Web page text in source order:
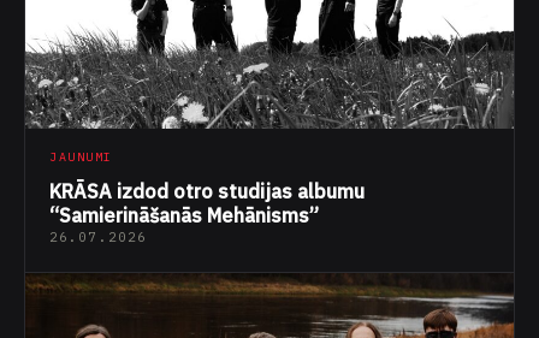
JAUNUMI
KRĀSA izdod otro studijas albumu
“Samierināšanās Mehānisms”
26.07.2026